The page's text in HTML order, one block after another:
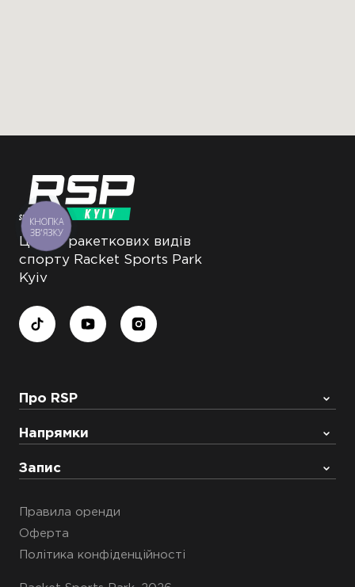
Центр ракеткових видів
спорту Racket Sports Park
Kyiv
Про RSP
Напрямки
Запис
Політика конфіденційності
Оферта
Правила оренди
КНОПКА
ЗВ'ЯЗКУ